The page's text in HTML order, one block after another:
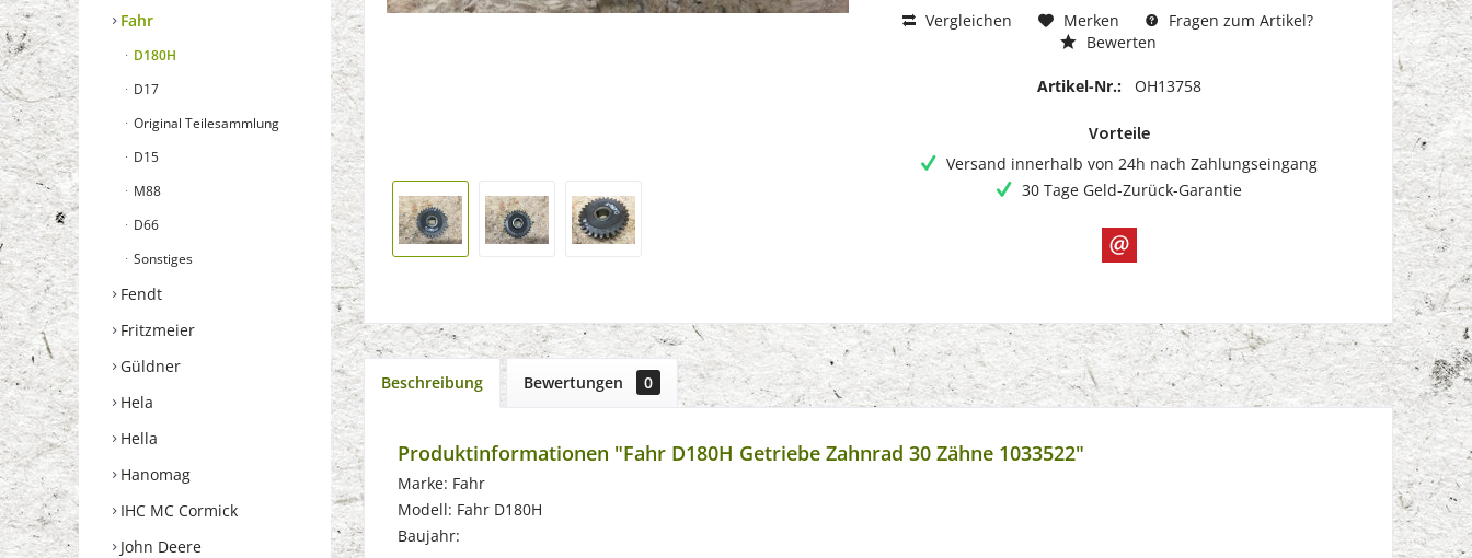
Fahr
D180H
D17
Original Teilesammlung
D15
M88
D66
Sonstiges
Fendt
Fritzmeier
Güldner
Hela
Hella
Hanomag
IHC MC Cormick
John Deere
Vergleichen Merken
Fragen zum Artikel?
Bewerten
Artikel-Nr.: OH13758
Vorteile
Versand innerhalb von 24h nach Zahlungseingang
30 Tage Geld-Zurück-Garantie
Beschreibung Bewertungen 0
Produktinformationen "Fahr D180H Getriebe Zahnrad 30 Zähne 1033522"
Marke: Fahr
Modell: Fahr D180H
Baujahr: